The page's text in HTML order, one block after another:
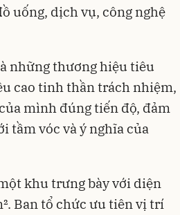
uống, dịch vụ, công nghệ
những thương hiệu tiêu
cao tinh thần trách nhiệm,
mình đúng tiến độ, đảm
tầm vóc và ý nghĩa của
khu trưng bày với diện
Ban tổ chức ưu tiên vị trí